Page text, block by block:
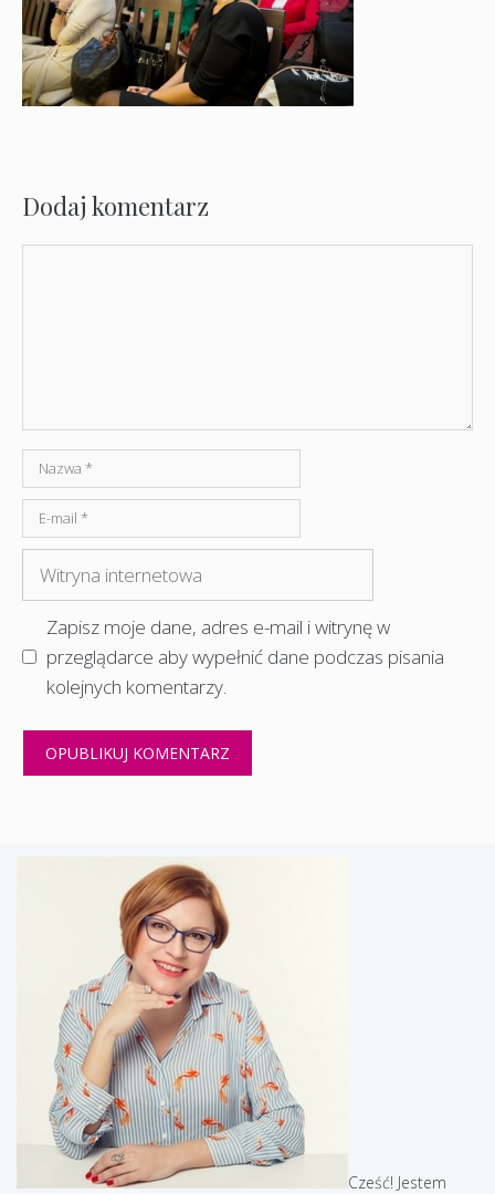
Dodaj komentarz
Nazwa
mail
internetowa
Zapisz moje dane, adres e-mail i witrynę w
przeglądarce aby wypełnić dane podczas pisania
kolejnych komentarzy.
Cześć! Jestem